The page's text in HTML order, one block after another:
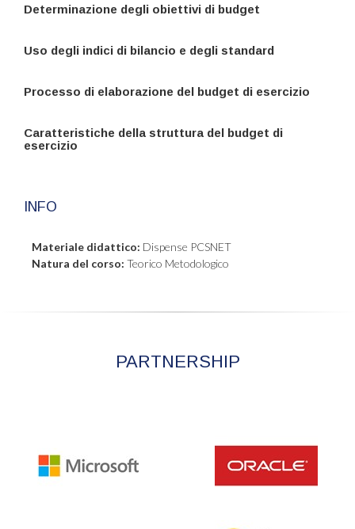
Determinazione degli obiettivi di budget
Uso degli indici di bilancio e degli standard
Processo di elaborazione del budget di esercizio
Caratteristiche della struttura del budget di
esercizio
INFO
Materiale didattico: Dispense PCSNET
Natura del corso: Teorico Metodologico
PARTNERSHIP